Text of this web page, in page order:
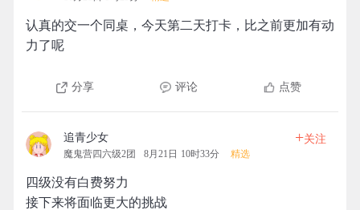
认真的交一个同桌，今天第二天打卡，比之前更加有动
力了呢
分享 评论 点赞
追青少女
魔鬼营四六级2团 8月21日 10时33分 精选
+关注
四级没有白费努力
接下来将面临更大的挑战